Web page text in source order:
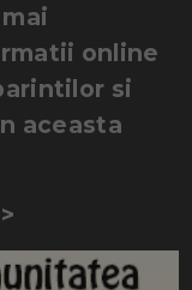
online
si
aceasta